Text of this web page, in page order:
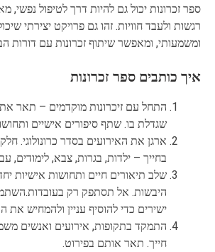
ספר זכרונות יכול גם להיות דרך לטיפול
רגשות ולעבד חוויות. זהו גם פרויקט יצירתי
ומשמעותי, ומאפשר שיתוף זכרונות עם דורות
איך כותבים ספר זכרונות
התחל עם זיכרונות מוקדמים – תאר את
שגדלת בו. שתף סיפורים אישיים
ארגן את האירועים בסדר כרונולוגי.
בחייך – ילדות, בגרות, צבא, לימודים,
שלב תיאורים חיים ותחושות אישיות
היבשות. אל תסתפק רק
ישירים כדי להוסיף עניין ולהמחיש את
התמקד בתקופות, אירועים ואנשים
חייך. תאר אותם בפירוט.